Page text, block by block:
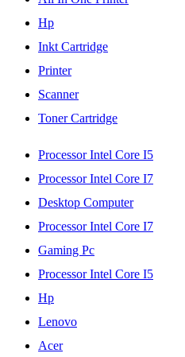
Hp
Inkt Cartridge
Printer
Scanner
Toner Cartridge
Processor Intel Core I5
Processor Intel Core I7
Desktop Computer
Processor Intel Core I7
Gaming Pc
Processor Intel Core I5
Hp
Lenovo
Acer